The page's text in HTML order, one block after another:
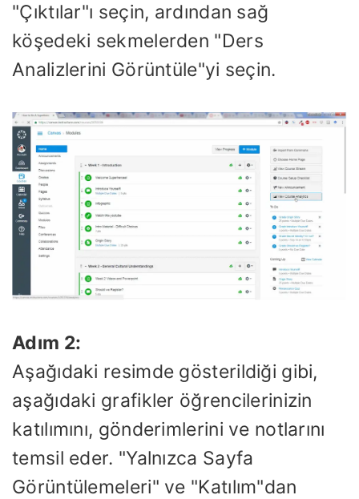
"Çıktılar"ı seçin, ardından sağ
köşedeki sekmelerden "Ders
Analizlerini Görüntüle"yi seçin.
Adım 2:
Aşağıdaki resimde gösterildiği gibi,
aşağıdaki grafikler öğrencilerinizin
katılımını, gönderimlerini ve notlarını
temsil eder. "Yalnızca Sayfa
Görüntülemeleri" ve "Katılım"dan